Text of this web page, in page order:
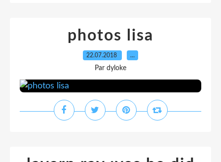
photos lisa
22.07.2018 …
Par dyloke